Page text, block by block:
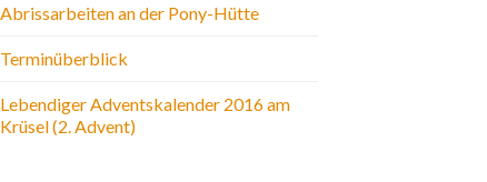
Abrissarbeiten an der Pony-Hütte
Terminüberblick
Lebendiger Adventskalender 2016 am
Krüsel (2. Advent)